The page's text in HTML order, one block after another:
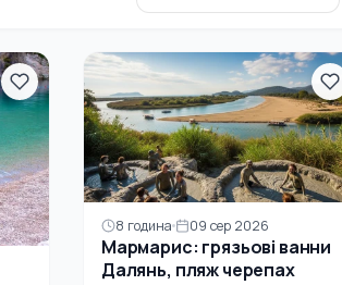
8 година 09 сер 2026
Мармарис: грязьові ванни
Далянь, пляж черепах